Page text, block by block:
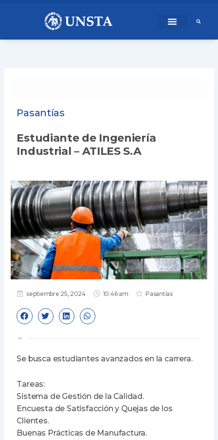
Pasantías
Estudiante de Ingeniería
Industrial – ATILES S.A
septiembre 25, 2024 10:46 am Pasantías
Se busca estudiantes avanzados en la carrera.
Tareas:
Sistema de Gestión de la Calidad.
Encuesta de Satisfacción y Quejas de los
Clientes.
Buenas Prácticas de Manufactura.